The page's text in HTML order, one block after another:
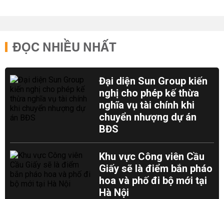
ĐỌC NHIỀU NHẤT
Đại diện Sun Group kiến
nghị cho phép kế thừa
nghĩa vụ tài chính khi
chuyển nhượng dự án
BĐS
Khu vực Công viên Cầu
Giấy sẽ là điểm bắn pháo
hoa và phố đi bộ mới tại
Hà Nội